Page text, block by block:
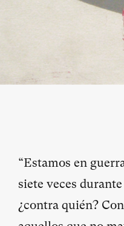
“Estamos en
siete veces
¿contra quién?